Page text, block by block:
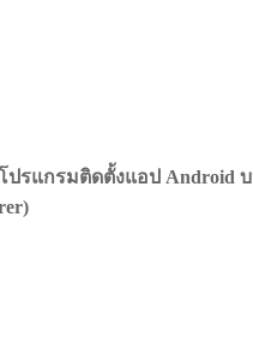
ปรแกรมติดตั้งแอป Android